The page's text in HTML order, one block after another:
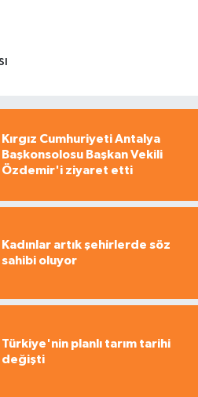
Kırgız Cumhuriyeti Antalya
Başkonsolosu Başkan Vekili
Özdemir'i ziyaret etti
Kadınlar artık şehirlerde söz
sahibi oluyor
Türkiye'nin planlı tarım tarihi
değişti